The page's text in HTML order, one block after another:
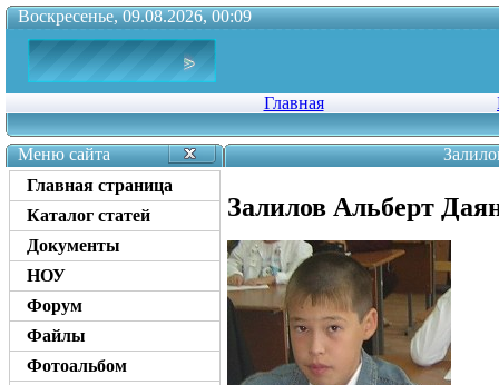
Воскресенье, 09.08.2026, 00:09
Главная
Меню сайта
Главная страница
Каталог статей
Документы
НОУ
Форум
Файлы
Фотоальбом
Залилов Альберт